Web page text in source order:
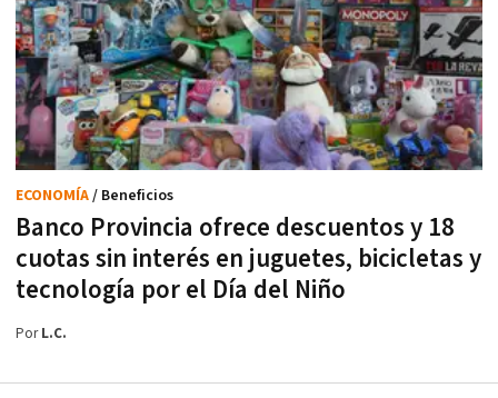
Banco Provincia ofrece descuentos y 18
cuotas sin interés en juguetes, bicicletas y
tecnología por el Día del Niño
ECONOMÍA/ Beneficios
PorL.C.